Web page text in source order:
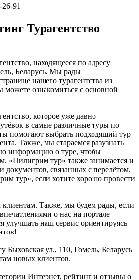
91
Турагентство
находящееся по адресу
Беларусь. Мы рады
нашего турагентства из
можете ознакомиться с основной
которое уже давно
в самые различные туры по
помогают выбрать подходящий тур
Также, мы стараемся разузнать
информацию о туре, чтобы
«Пилигрим тур» также занимается и
связанных с перелётом.
тур», если хотите хорошо провести
Также, мы будем рады, если
о нас на портале
улучшать наш сервис ориентируясь
Быховская ул., 110, Гомель, Беларусь
новых клиентов.
Интернет, рейтинг и отзывы о